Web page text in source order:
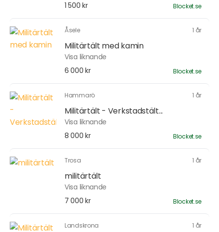
1 500 kr
Blocket.se
Åsele 1 år
Militärtält med kamin
Visa liknande
6 000 kr
Blocket.se
Hammarö 1 år
Militärtält - Verkstadstält...
Visa liknande
8 000 kr
Blocket.se
Trosa 1 år
militärtält
Visa liknande
7 000 kr
Blocket.se
Landskrona 1 år